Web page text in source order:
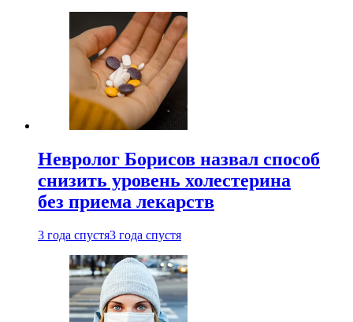
Невролог Борисов назвал способ
снизить уровень холестерина
без приема лекарств
3 года спустя3 года спустя